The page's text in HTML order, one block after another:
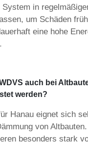
in
um Schäden
eine hohe
auch bei
werden?
Hanau eignet sich
von
besonders stark